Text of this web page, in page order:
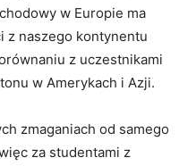
w Europie ma
z naszego kontynentu
z uczestnikami
w Amerykach i Azji.
zmaganiach od samego
za studentami z